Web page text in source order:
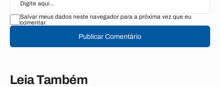
Salvar meus dados neste navegador para a próxima vez que eu
comentar.
Publicar Comentário
Leia Também